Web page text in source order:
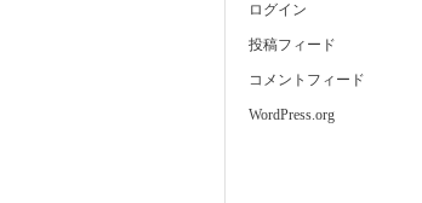
ログイン
投稿フィード
コメントフィード
WordPress.org